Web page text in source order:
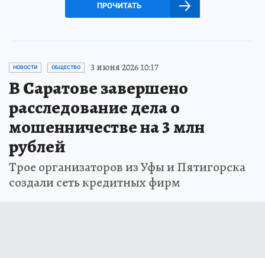
ПРОЧИТАТЬ
НОВОСТИ ОБЩЕСТВО 3 июня 2026 10:17
В Саратове завершено
расследование дела о
мошенничестве на 3 млн
рублей
Трое организаторов из Уфы и Пятигорска
создали сеть кредитных фирм